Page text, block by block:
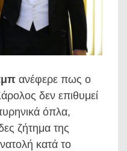
ανέφερε πως ο
δεν επιθυμεί
όπλα,
ζήτημα της
κατά το